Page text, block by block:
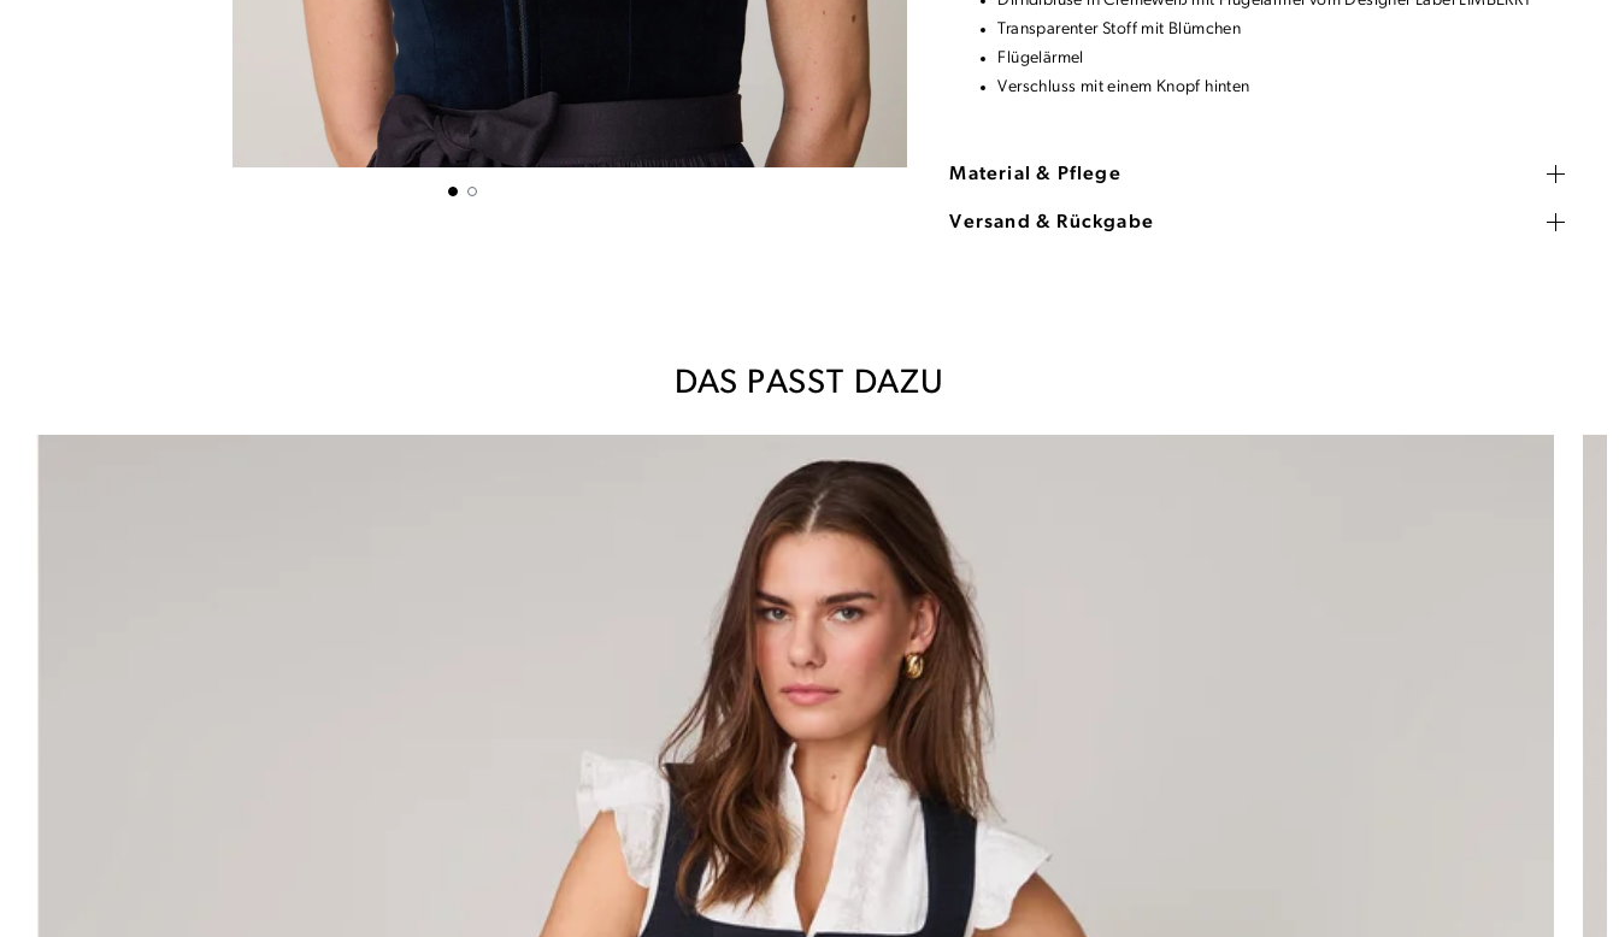
Transparenter Stoff mit Blümchen
Flügelärmel
Verschluss mit einem Knopf hinten
Material & Pflege
Versand & Rückgabe
DAS PASST DAZU